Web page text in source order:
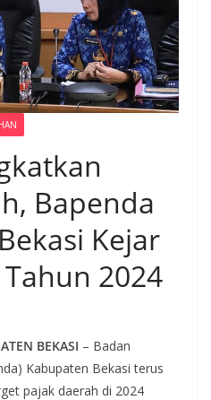
Bapenda
Kejar
2024
BEKASI – Badan
Kabupaten Bekasi terus
pajak daerah di 2024